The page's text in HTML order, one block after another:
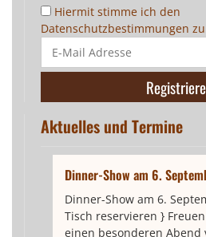
Hiermit stimme ich den
Datenschutzbestimmungen
Aktuelles und Termine
Dinner-Show am 6.
Dinner-Show am 6.
Tisch reservieren }
einen besonderen Abend